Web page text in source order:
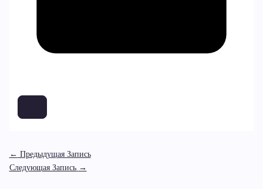
← Предыдущая Запись
Следующая Запись →